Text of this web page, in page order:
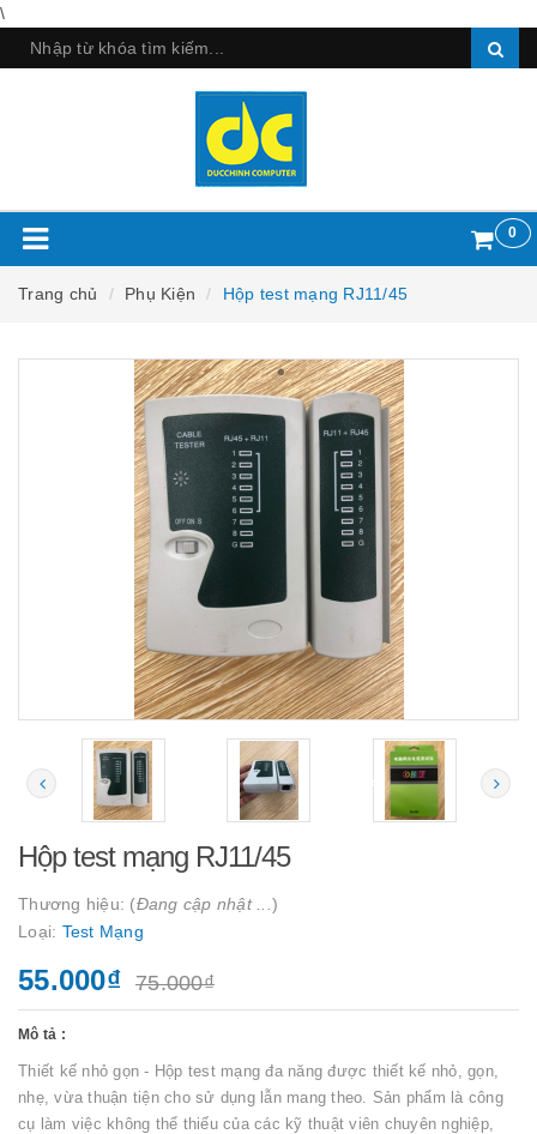
\
0
Trang chủ Phụ Kiện Hộp test mạng RJ11/45
Hộp test mạng RJ11/45
Thương hiệu: (Đang cập nhật ... )
Loại: Test Mạng
55.000₫ 75.000₫
Mô tả :
Thiết kế nhỏ gọn - Hộp test mạng đa năng được thiết kế nhỏ, gọn,
nhẹ, vừa thuận tiện cho sử dụng lẫn mang theo. Sản phẩm là công
cụ làm việc không thể thiếu của các kỹ thuật viên chuyên nghiệp,